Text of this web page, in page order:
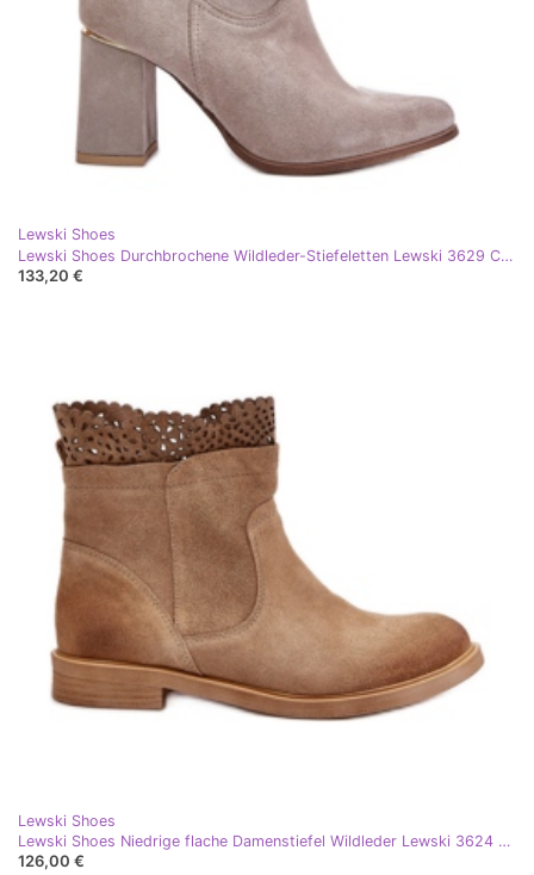
Lewski Shoes
Lewski Shoes Durchbrochene Wildleder-Stiefeletten Lewski 3629 Cappucino beige
133,20 €
Lewski Shoes
Lewski Shoes Niedrige flache Damenstiefel Wildleder Lewski 3624 Beige
126,00 €